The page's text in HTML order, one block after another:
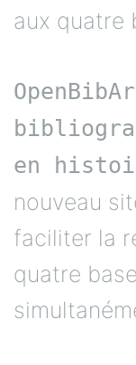
aux quatre
en
nouveau
faciliter la
quatre